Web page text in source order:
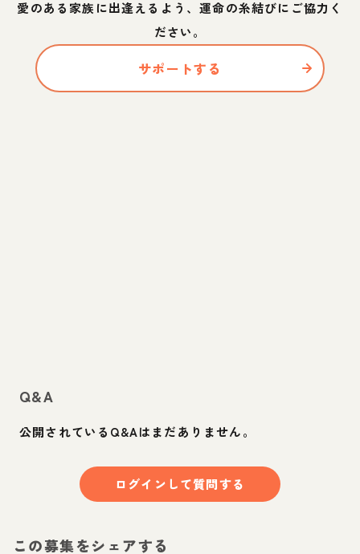
愛のある家族に出逢えるよう、運命の糸結びにご協力く
ださい。
サポートする
Q&A
公開されているQ&Aはまだありません。
ログインして質問する
この募集をシェアする